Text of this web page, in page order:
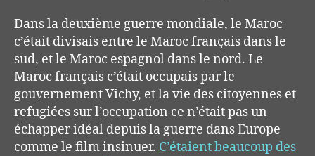
Dans la deuxième guerre mondiale, le Maroc
c’était divisais entre le Maroc français dans le
sud, etle Maroc espagnol dans le nord. Le
Maroc français c’était occupais par le
gouvernement Vichy, etla vie des citoyennes et
refugiées sur l’occupation ce n’était pas un
échapper idéal depuis la guerre dans Europe
comme le film insinuer. C’étaient beaucoup des